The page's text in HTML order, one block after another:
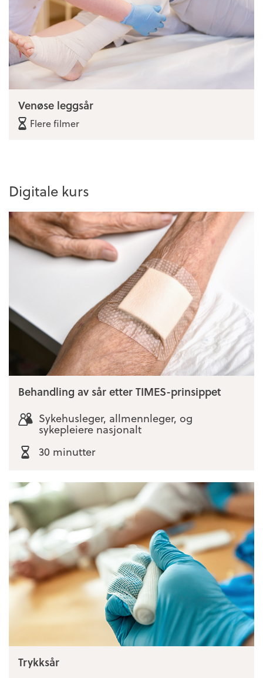
Venøse leggsår
Flere filmer
Digitale kurs
Behandling av sår etter TIMES-prinsippet
Sykehusleger, allmennleger, og
sykepleiere nasjonalt
30 minutter
Trykksår